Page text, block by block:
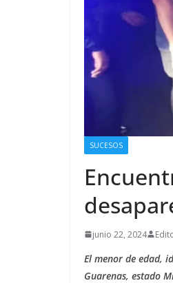
SUCESOS
junio 22, 2024
El menor de edad,
Guarenas, estado